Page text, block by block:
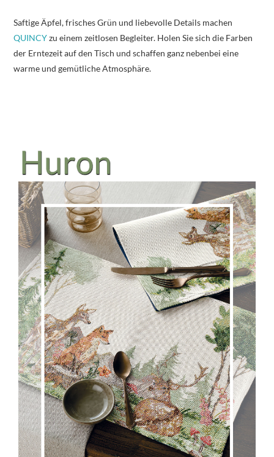
Saftige Äpfel, frisches Grün und liebevolle Details machen
QUINCYzu einem zeitlosen Begleiter. Holen Sie sich die Farben
der Erntezeit auf den Tisch und schaffen ganz nebenbei eine
warme und gemütliche Atmosphäre.